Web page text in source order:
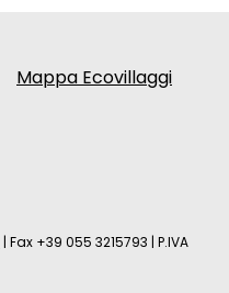
Mappa Ecovillaggi
| Fax +39 055 3215793 | P.IVA